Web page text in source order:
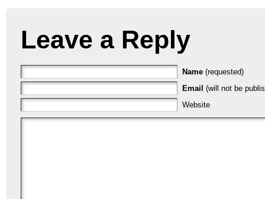
Leave a Reply
Name (requested)
Email (will not be
Website